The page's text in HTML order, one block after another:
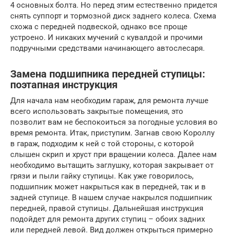
4 основных болта. Но перед этим естественно придется
снять суппорт и тормозной диск заднего колеса. Схема
схожа с передней подвеской, однако все проще
устроено. И никаких мучений с кувалдой и прочими
подручными средствами начинающего автослесаря.
Замена подшипника передней ступицы:
поэтапная инструкция
Для начала нам необходим гараж, для ремонта лучше
всего использовать закрытые помещения, это
позволит вам не беспокоиться за погодные условия во
время ремонта. Итак, приступим. Загнав свою Короллу
в гараж, подходим к ней с той стороны, с которой
слышен скрип и хруст при вращении колеса. Далее нам
необходимо вытащить заглушку, которая закрывает от
грязи и пыли гайку ступицы. Как уже говорилось,
подшипник может накрыться как в передней, так и в
задней ступице. В нашем случае накрылся подшипник
передней, правой ступицы. Дальнейшая инструкция
подойдет для ремонта других ступиц – обоих задних
или передней левой. Вид должен открыться примерно